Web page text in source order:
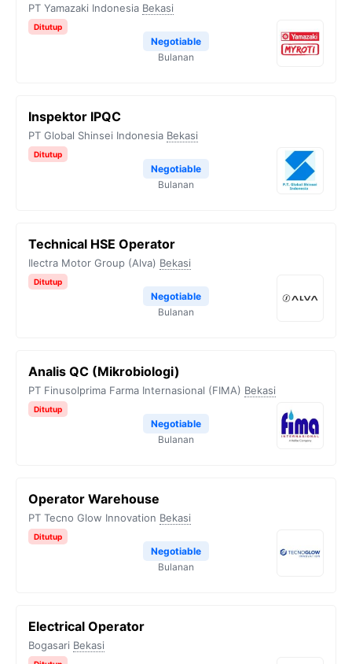
PT Yamazaki Indonesia Bekasi
Ditutup
Negotiable
Bulanan
Inspektor IPQC
PT Global Shinsei Indonesia Bekasi
Ditutup
Negotiable
Bulanan
Technical HSE Operator
Ilectra Motor Group (Alva) Bekasi
Ditutup
Negotiable
Bulanan
Analis QC (Mikrobiologi)
PT Finusolprima Farma Internasional (FIMA) Bekasi
Ditutup
Negotiable
Bulanan
Operator Warehouse
PT Tecno Glow Innovation Bekasi
Ditutup
Negotiable
Bulanan
Electrical Operator
Bogasari Bekasi